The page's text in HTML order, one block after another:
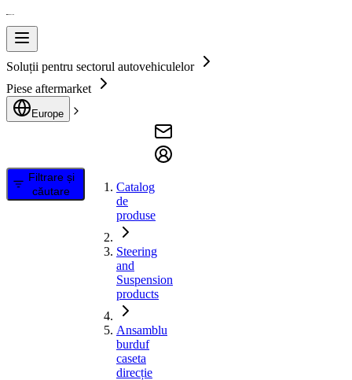
Soluții pentru sectorul autovehiculelor
Piese aftermarket
Europe
Filtrare și
căutare
Catalog
de
produse
Steering
and
Suspension
products
Ansamblu
burduf
caseta
direcție